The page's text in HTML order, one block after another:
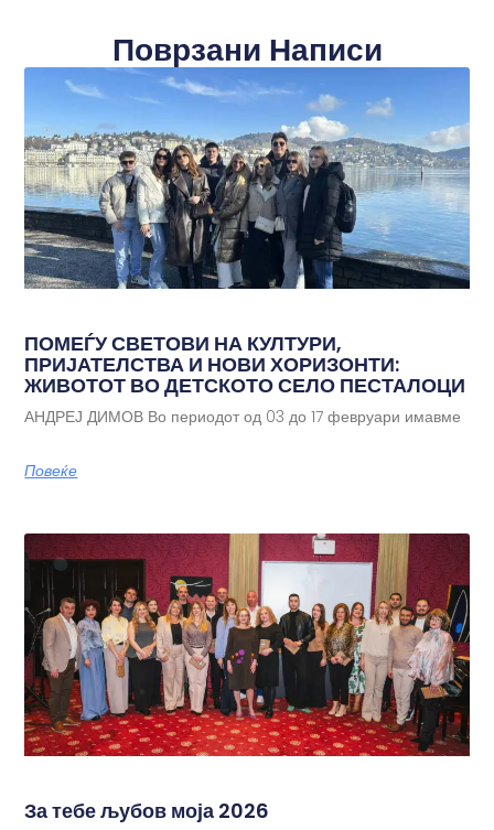
Поврзани Написи
ПОМЕЃУ СВЕТОВИ НА КУЛТУРИ,
ПРИЈАТЕЛСТВА И НОВИ ХОРИЗОНТИ:
ЖИВОТОТ ВО ДЕТСКОТО СЕЛО ПЕСТАЛОЦИ
АНДРЕЈ ДИМОВ Во периодот од 03 до 17 февруари имавме
Повеќе
За тебе љубов моја 2026